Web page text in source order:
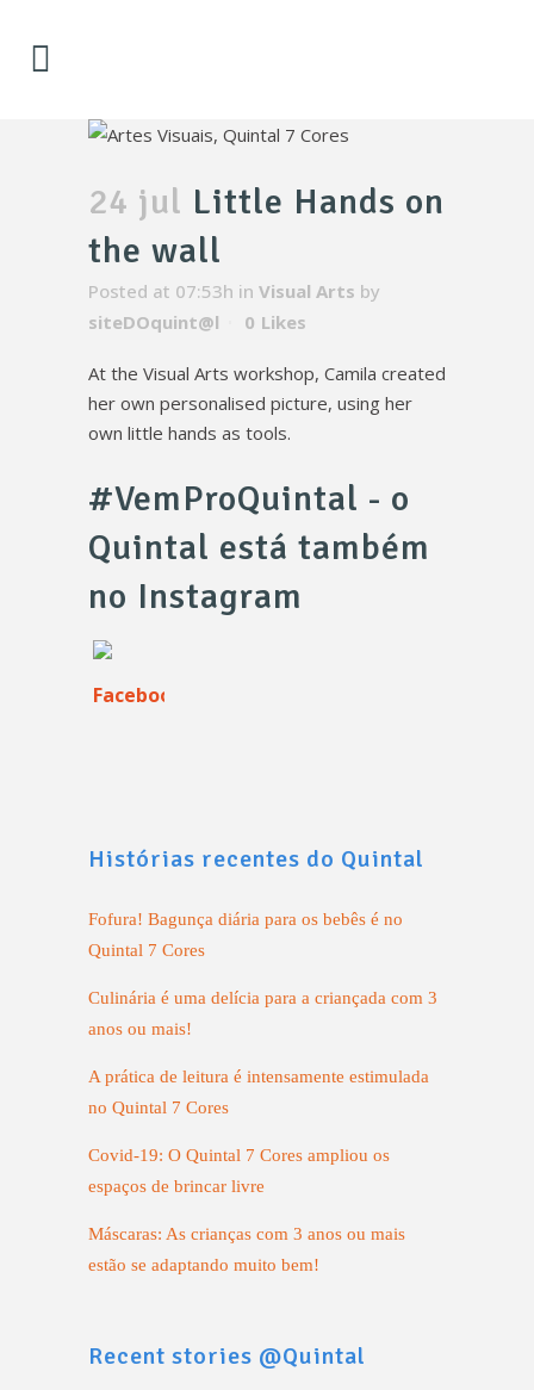
24 jul Little Hands on
the wall
Posted at 07:53h in Visual Arts by
siteDOquint@l
0 Likes
At the Visual Arts workshop, Camila created
her own personalised picture, using her
own little hands as tools.
#VemProQuintal - o
Quintal está também
no Instagram
Histórias recentes do Quintal
Fofura! Bagunça diária para os bebês é no
Quintal 7 Cores
Culinária é uma delícia para a criançada com 3
anos ou mais!
A prática de leitura é intensamente estimulada
no Quintal 7 Cores
Covid-19: O Quintal 7 Cores ampliou os
espaços de brincar livre
Máscaras: As crianças com 3 anos ou mais
estão se adaptando muito bem!
Recent stories @Quintal